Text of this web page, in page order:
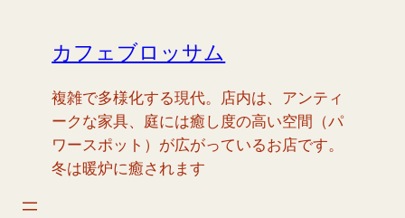
カフェブロッサム
複雑で多様化する現代。店内は、アンティ
ークな家具、庭には癒し度の高い空間（パ
ワースポット）が広がっているお店です。
冬は暖炉に癒されます